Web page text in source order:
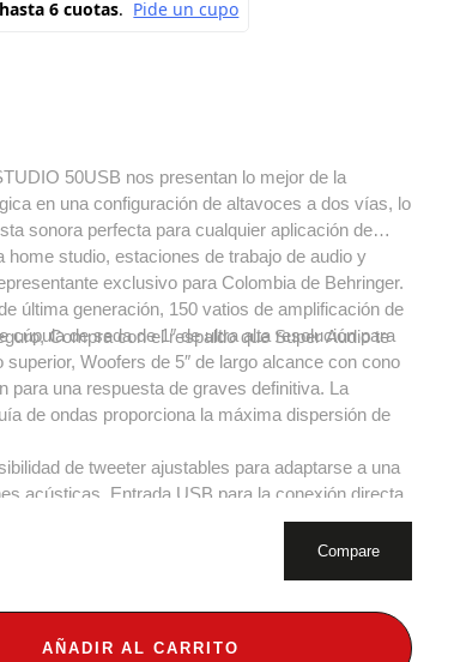
50USB nos presentan lo mejor de la
en una configuración de altavoces a dos vías, lo
sonora perfecta para cualquier aplicación de
home studio, estaciones de trabajo de audio y
última generación, 150 vatios de amplificación de
cúpula de seda de 1″ de ultra alta resolución para
Woofers de 5″ de largo alcance con cono
para una respuesta de graves definitiva. La
de ondas proporciona la máxima dispersión de
de tweeter ajustables para adaptarse a una
acústicas, Entrada USB para la conexión directa
digital y dos entradas analógicas con conectores
simultanemante.
exclusivo para Colombia de Behringer.
Compra con el respaldo que Super Audio te
Compare
AÑADIR AL CARRITO